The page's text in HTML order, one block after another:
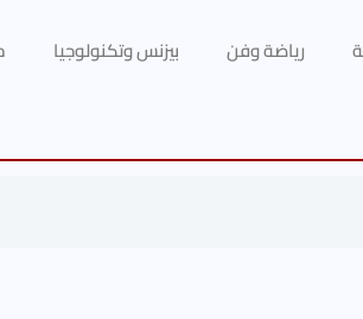
رياضة وفن بيزنس وتكنولوجيا